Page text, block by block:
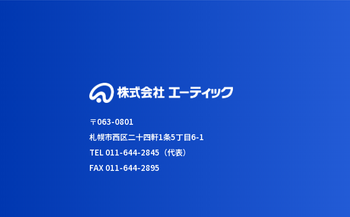
〒063-0801
札幌市西区二十四軒1条5丁目6-1
TEL 011-644-2845（代表）
FAX 011-644-2895